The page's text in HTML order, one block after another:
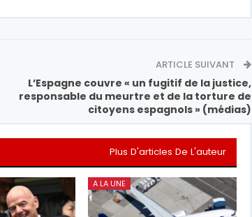
ARTICLE SUIVANT
L’Espagne couvre « un fugitif de la justice,
responsable du meurtre et de la torture de
citoyens espagnols » (médias)
Plus D'articles De L'auteur
A LA UNE